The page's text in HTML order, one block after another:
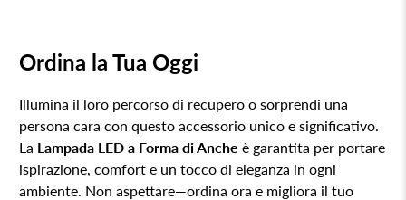
Ordina la Tua Oggi
Illumina il loro percorso di recupero o sorprendi una
persona cara con questo accessorio unico e significativo.
La Lampada LED a Forma di Anche è garantita per portare
ispirazione, comfort e un tocco di eleganza in ogni
ambiente. Non aspettare—ordina ora e migliora il tuo